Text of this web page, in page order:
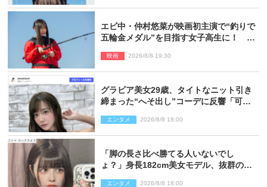
エビ中・仲村悠菜が映画初主演で“釣りで
五輪金メダル”を目指す女子高生に！ 映
映画 2026/8/8 19:30
グラビア美女29歳、タイトなニット引き
締まった“へそ出し”コーデに反響「可愛
エンタメ 2026/8/8 18:00
「脚の長さ比べ勝てる人いないでし
ょ？」身長182cm美女モデル、抜群のプ
エンタメ 2026/8/8 18:00